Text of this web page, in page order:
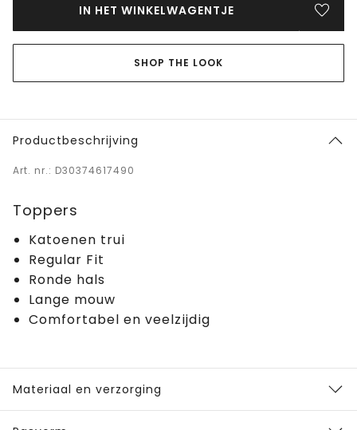
IN HET WINKELWAGENTJE
SHOP THE LOOK
Productbeschrijving
Art. nr.: D30374617490
Toppers
Katoenen trui
Regular Fit
Ronde hals
Lange mouw
Comfortabel en veelzijdig
Materiaal en verzorging